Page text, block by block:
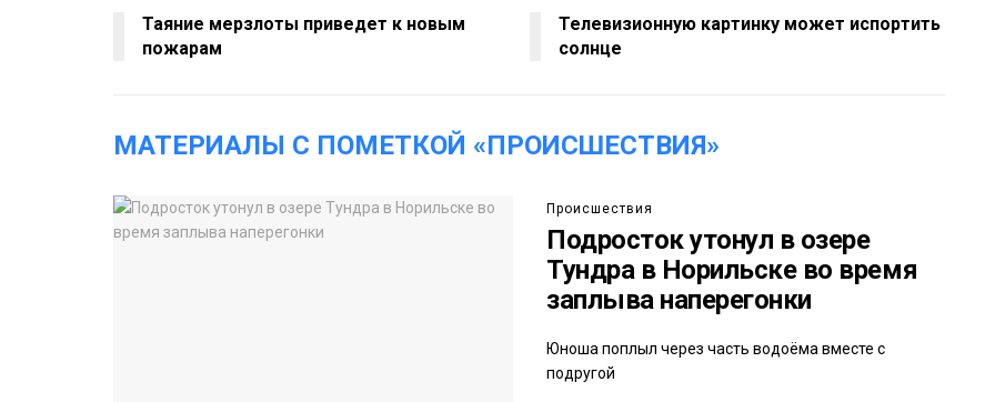
Таяние мерзлоты приведет к новым
пожарам
Телевизионную картинку может испортить
солнце
МАТЕРИАЛЫ С ПОМЕТКОЙ «ПРОИСШЕСТВИЯ»
Происшествия
Подросток утонул в озере
Тундра в Норильске во время
заплыва наперегонки
Юноша поплыл через часть водоёма вместе с
подругой